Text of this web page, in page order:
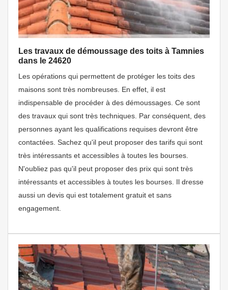
Les travaux de démoussage des toits à Tamnies
dans le 24620
Les opérations qui permettent de protéger les toits des
maisons sont très nombreuses. En effet, il est
indispensable de procéder à des démoussages. Ce sont
des travaux qui sont très techniques. Par conséquent, des
personnes ayant les qualifications requises devront être
contactées. Sachez qu'il peut proposer des tarifs qui sont
très intéressants et accessibles à toutes les bourses.
N'oubliez pas qu'il peut proposer des prix qui sont très
intéressants et accessibles à toutes les bourses. Il dresse
aussi un devis qui est totalement gratuit et sans
engagement.